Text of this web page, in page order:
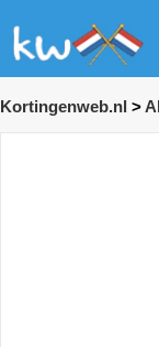
Kortingenweb.nl >